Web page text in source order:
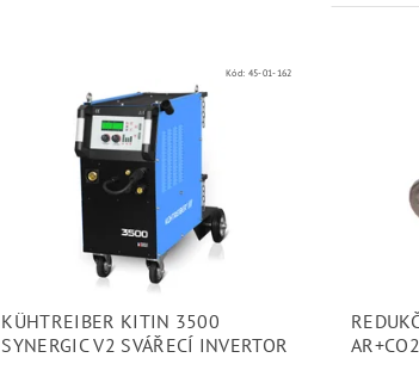
Kód: 45-01-162
KÜHTREIBER KITIN 3500
SYNERGIC V2 SVÁŘECÍ INVERTOR
AR+CO2